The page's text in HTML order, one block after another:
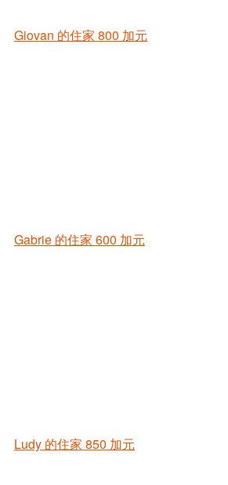
Giovan 的住家 800 加元
Gabrie 的住家 600 加元
Ludy 的住家 850 加元